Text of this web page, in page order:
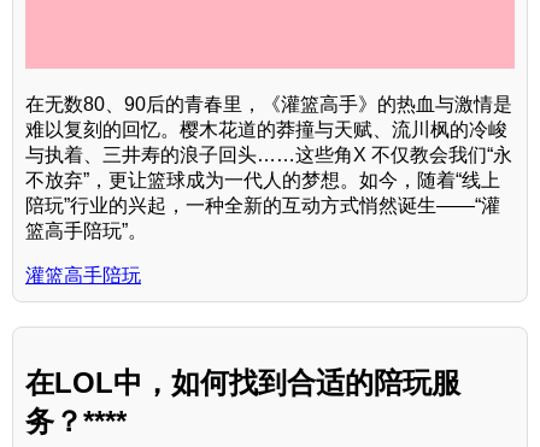
在无数80、90后的青春里，《灌篮高手》的热血与激情是
难以复刻的回忆。樱木花道的莽撞与天赋、流川枫的冷峻
与执着、三井寿的浪子回头……这些角X 不仅教会我们“永
不放弃”，更让篮球成为一代人的梦想。如今，随着“线上
陪玩”行业的兴起，一种全新的互动方式悄然诞生——“灌
篮高手陪玩”。
灌篮高手陪玩
在LOL中，如何找到合适的陪玩服
务？****